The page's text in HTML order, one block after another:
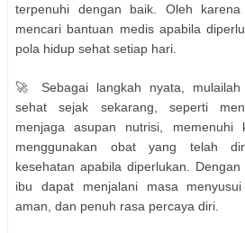
terpenuhi dengan baik. Oleh
mencari bantuan medis apabila
pola hidup sehat setiap hari.
🚀 Sebagai langkah nyata, mulailah
sehat sejak sekarang, seperti
menjaga asupan nutrisi, memenuhi
menggunakan obat yang telah
kesehatan apabila diperlukan.
ibu dapat menjalani masa
aman, dan penuh rasa percaya diri.